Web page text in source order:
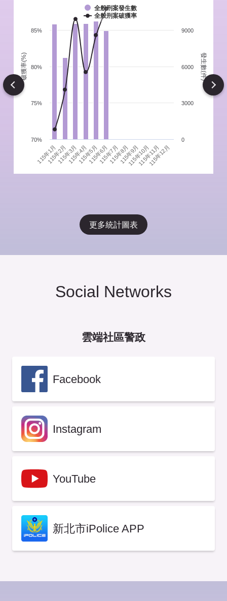
警政統計懶人包
破獲率(%) 發生數(件)
全般刑案發生數
全般刑案破獲率
115年1月
115年2月115年3月115年4月115年5月115年6月115年7月115年8月115年9月
115年10月
115年11月
115年12月
70%
75%
80%
85%
0
3000
6000
9000
更多統計圖表
Social Networks
雲端社區警政
Facebook
Instagram
YouTube
新北市iPolice APP